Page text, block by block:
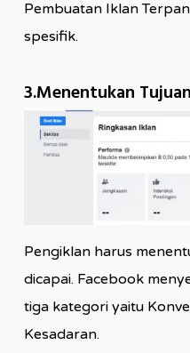
Pembuatan Iklan
spesifik.
3.Menentukan
Pengiklan harus
dicapai. Facebook
tiga kategori yaitu
Kesadaran.